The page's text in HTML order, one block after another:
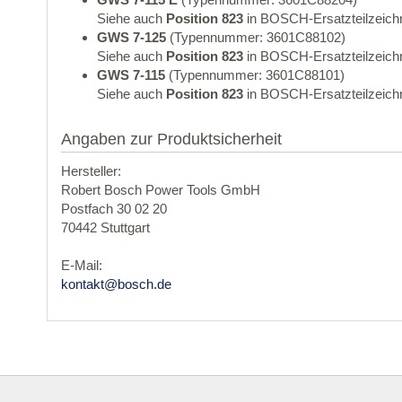
Siehe auch Position 823 in BOSCH-
GWS 7-125 (Typennummer: 3601C88102)
Siehe auch Position 823 in BOSCH-
GWS 7-115 (Typennummer: 3601C88101)
Siehe auch Position 823 in BOSCH-
Angaben zur Produktsicherheit
Hersteller:
Robert Bosch Power Tools GmbH
Postfach 30 02 20
70442 Stuttgart
E-Mail:
kontakt@bosch.de